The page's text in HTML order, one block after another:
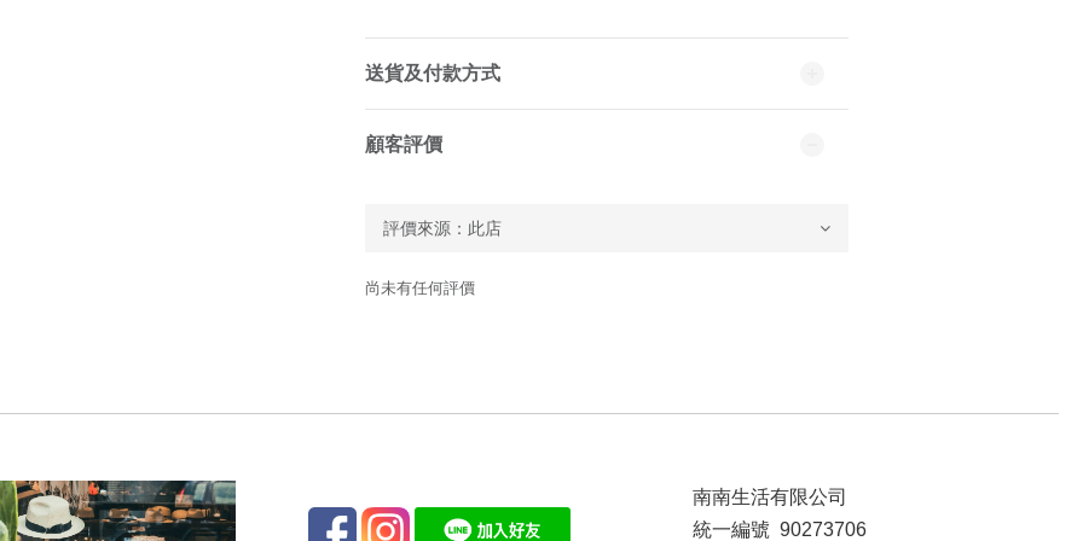
送貨及付款方式
顧客評價
尚未有任何評價
南南生活有限公司
統一編號 90273706